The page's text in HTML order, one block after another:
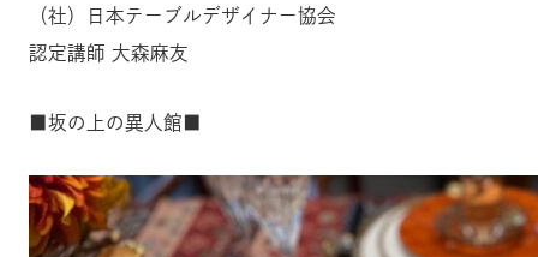
（社）日本テーブルデザイナー協会
認定講師 大森麻友
■坂の上の異人館■